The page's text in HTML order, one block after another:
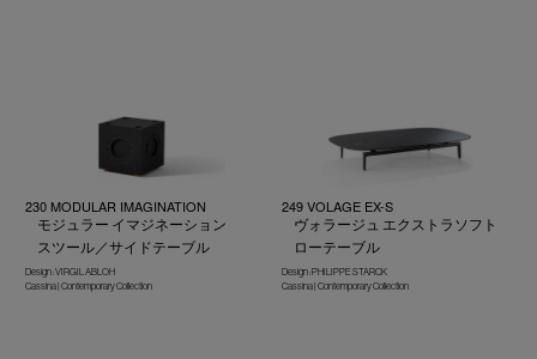
230 MODULAR IMAGINATION
モジュラー イマジネーション
スツール／サイドテーブル
Design : VIRGIL ABLOH
Cassina | Contemporary Collection
249 VOLAGE EX-S
ヴォラージュ エクストラソフト
ローテーブル
Design : PHILIPPE STARCK
Cassina | Contemporary Collection